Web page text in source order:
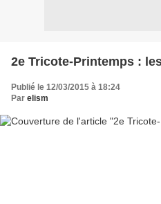
2e Tricote-Printemps :
Publié le 12/03/2015 à 18:24
Par elism